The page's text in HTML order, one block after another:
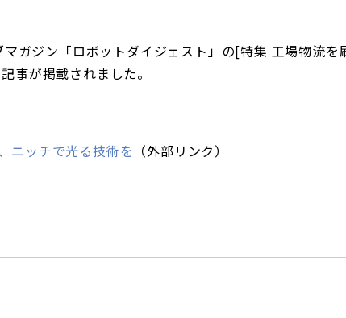
ガジン「ロボットダイジェスト」の[特集 工場物流
事が掲載されました。
ニッチで光る技術を （外部リンク）